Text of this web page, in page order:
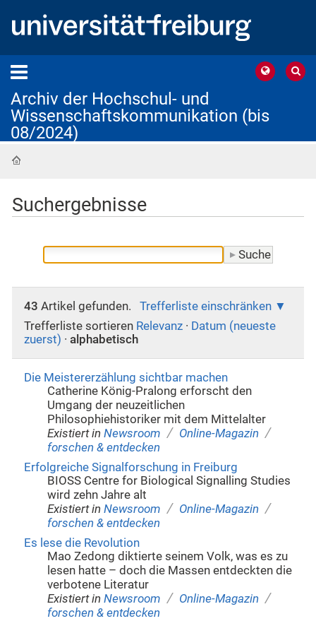
Archiv der Hochschul- und
Wissenschaftskommunikation (bis
08/2024)
Suchergebnisse
43 Artikel gefunden.
Trefferliste einschränken
Trefferliste sortieren Relevanz · Datum (neueste
zuerst) · alphabetisch
Die Meistererzählung sichtbar machen
Catherine König-Pralong erforscht den
Umgang der neuzeitlichen
Philosophiehistoriker mit dem Mittelalter
Existiert in Newsroom / Online-Magazin /
forschen & entdecken
Erfolgreiche Signalforschung in Freiburg
BIOSS Centre for Biological Signalling Studies
wird zehn Jahre alt
Existiert in Newsroom / Online-Magazin /
forschen & entdecken
Es lese die Revolution
Mao Zedong diktierte seinem Volk, was es zu
lesen hatte – doch die Massen entdeckten die
verbotene Literatur
Existiert in Newsroom / Online-Magazin /
forschen & entdecken